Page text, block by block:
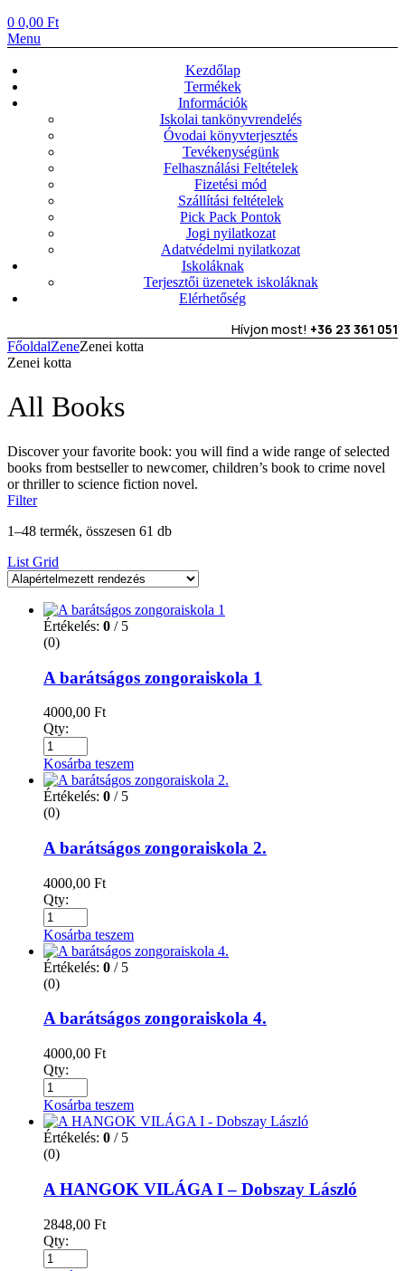
0 0,00 Ft
Menu
Kezdőlap
Termékek
Információk
Iskolai tankönyvrendelés
Óvodai könyvterjesztés
Tevékenységünk
Felhasználási Feltételek
Fizetési mód
Szállítási feltételek
Pick Pack Pontok
Jogi nyilatkozat
Adatvédelmi nyilatkozat
Iskoláknak
Terjesztői üzenetek iskoláknak
Elérhetőség
Hívjon most! +36 23 361 051
FőoldalZeneZenei kotta
Zenei kotta
All Books
Discover your favorite book: you will find a wide range of selected
books from bestseller to newcomer, children’s book to crime novel
or thriller to science fiction novel.
Filter
1–48 termék, összesen 61 db
List Grid
Értékelés: 0 / 5
(0)
A barátságos zongoraiskola 1
4000,00 Ft
Qty:
Kosárba teszem
Értékelés: 0 / 5
(0)
A barátságos zongoraiskola 2.
4000,00 Ft
Qty:
Kosárba teszem
Értékelés: 0 / 5
(0)
A barátságos zongoraiskola 4.
4000,00 Ft
Qty:
Kosárba teszem
Értékelés: 0 / 5
(0)
A HANGOK VILÁGA I – Dobszay László
2848,00 Ft
Qty: